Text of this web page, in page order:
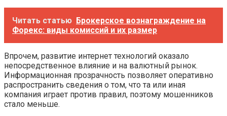
Читать статью Брокерское вознаграждение на
Форекс: виды комиссий и их размер
Впрочем, развитие интернет технологий оказало
непосредственное влияние и на валютный рынок.
Информационная прозрачность позволяет оперативно
распространить сведения о том, что та или иная
компания играет против правил, поэтому мошенников
стало меньше.